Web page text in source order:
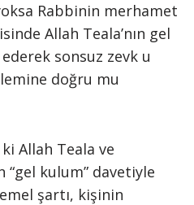
Rabbinin merhamet
Allah Teala’nın gel
sonsuz zevk u
doğru mu
Allah Teala ve
kulum” davetiyle
şartı, kişinin